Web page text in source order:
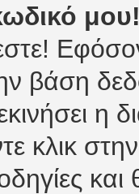
βάση
η
κλικ